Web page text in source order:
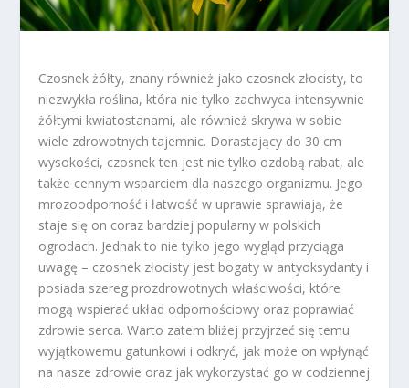
Czosnek żółty, znany również jako czosnek złocisty, to
niezwykła roślina, która nie tylko zachwyca intensywnie
żółtymi kwiatostanami, ale również skrywa w sobie
wiele zdrowotnych tajemnic. Dorastający do 30 cm
wysokości, czosnek ten jest nie tylko ozdobą rabat, ale
także cennym wsparciem dla naszego organizmu. Jego
mrozoodporność i łatwość w uprawie sprawiają, że
staje się on coraz bardziej popularny w polskich
ogrodach. Jednak to nie tylko jego wygląd przyciąga
uwagę – czosnek złocisty jest bogaty w antyoksydanty i
posiada szereg prozdrowotnych właściwości, które
mogą wspierać układ odpornościowy oraz poprawiać
zdrowie serca. Warto zatem bliżej przyjrzeć się temu
wyjątkowemu gatunkowi i odkryć, jak może on wpłynąć
na nasze zdrowie oraz jak wykorzystać go w codziennej